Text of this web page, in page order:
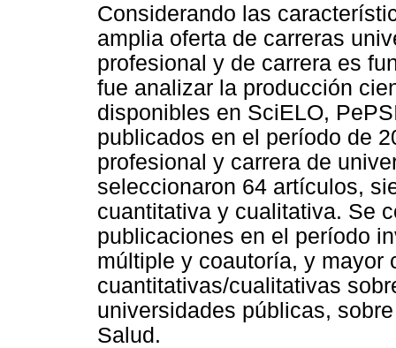
Considerando las
amplia oferta de carreras
profesional y de carrera es
fue analizar la producción
disponibles en SciELO,
publicados en el período de
profesional y carrera de
seleccionaron 64 artículos,
cuantitativa y cualitativa. Se
publicaciones en el período
múltiple y coautoría, y mayor
cuantitativas/cualitativas
universidades públicas,
Salud.